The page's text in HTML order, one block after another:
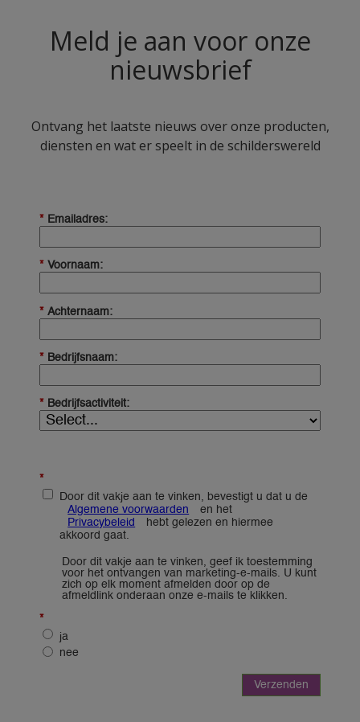
Meld je aan voor onze
nieuwsbrief
Ontvang het laatste nieuws over onze producten,
diensten en wat er speelt in de schilderswereld